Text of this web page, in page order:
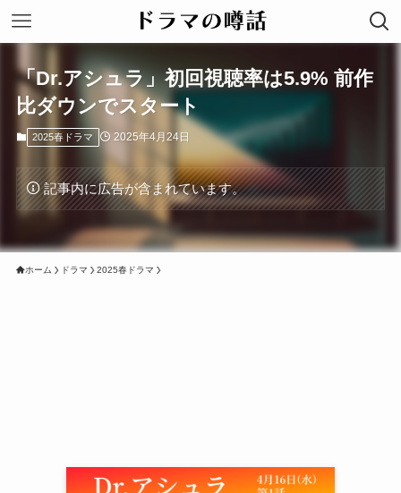
「Dr.アシュラ」初回視聴率は5.9% 前作
比ダウンでスタート
2025春ドラマ 2025年4月24日
記事内に広告が含まれています。
ホーム ドラマ 2025春ドラマ